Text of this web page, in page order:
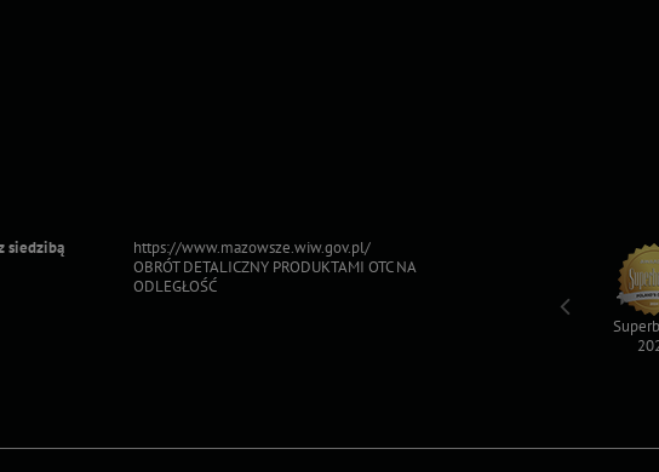
siedzibą
https://www.mazowsze.wiw.gov.pl/
OBRÓT DETALICZNY PRODUKTAMI OTC NA
ODLEGŁOŚĆ